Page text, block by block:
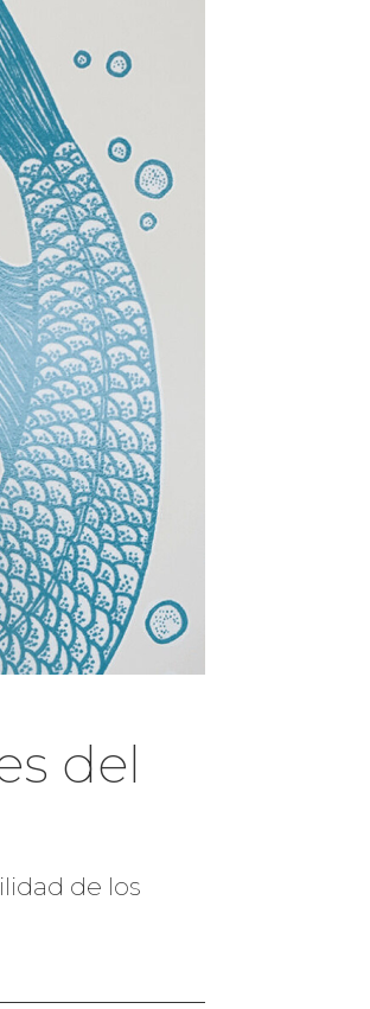
del
de los